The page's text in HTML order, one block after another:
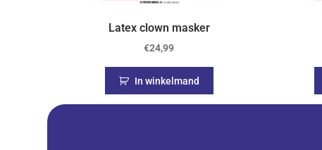
Latex clown masker
€24,99
In winkelmand